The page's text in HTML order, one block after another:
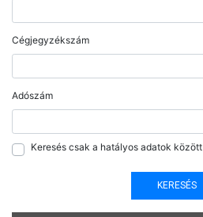
Cégjegyzékszám
Adószám
Keresés csak a hatályos adatok között